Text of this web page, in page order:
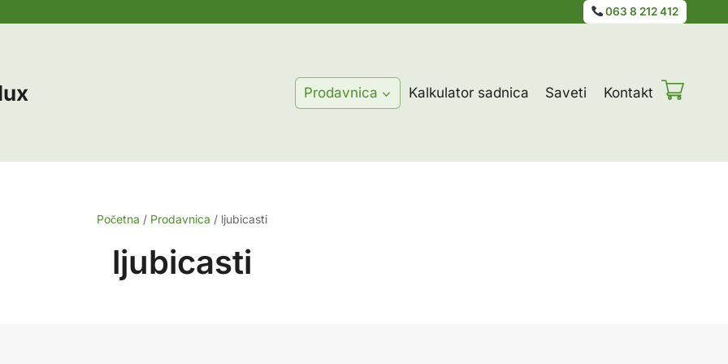
063 8 212 412
Prodavnica Kalkulator sadnica Saveti Kontakt
Početna / Prodavnica / ljubicasti
ljubicasti